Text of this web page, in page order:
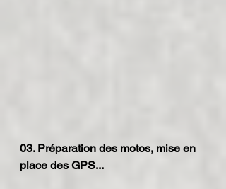
03. Préparation des motos, mise en
place des GPS...